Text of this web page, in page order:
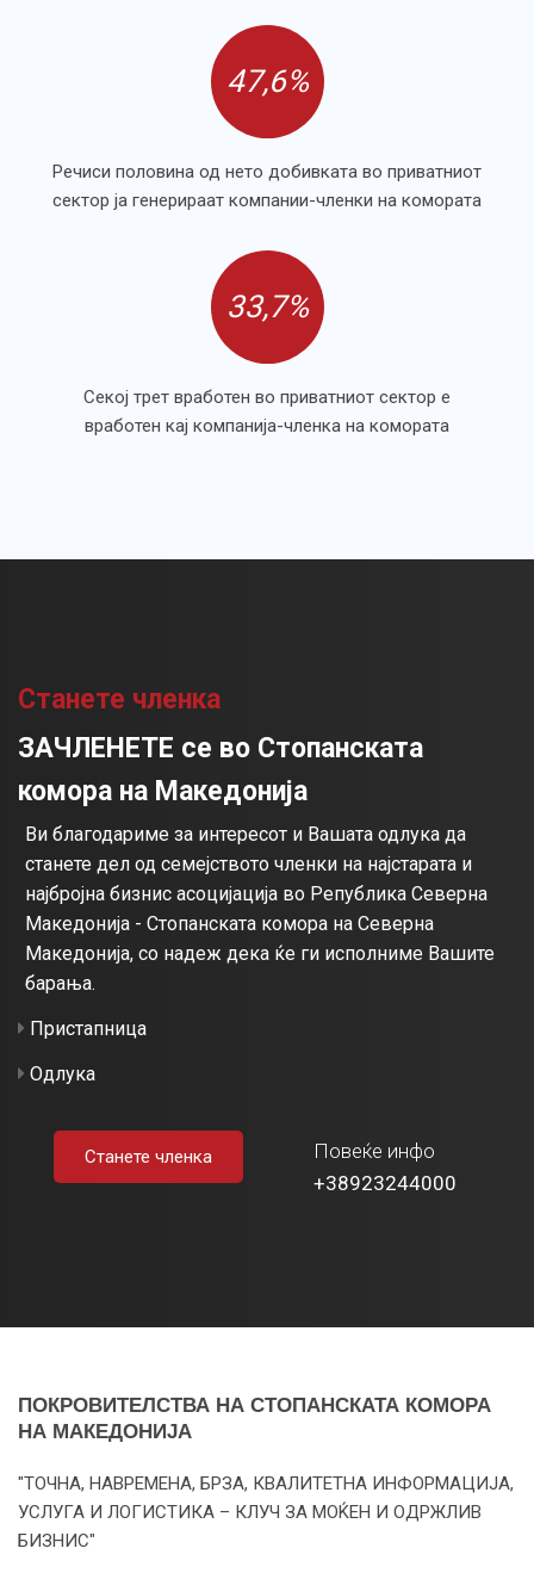
47,6%
Речиси половина од нето добивката во приватниот
сектор ја генерираат компании-членки на комората
33,7%
Секој трет вработен во приватниот сектор е
вработен кај компанија-членка на комората
Станете членка
ЗАЧЛЕНЕТЕ се во Стопанската
комора на Македонија
Ви благодариме за интересот и Вашата одлука да
станете дел од семејството членки на најстарата и
најбројна бизнис асоцијација во Република Северна
Македонија - Стопанската комора на Северна
Македонија, со надеж дека ќе ги исполниме Вашите
барања.
Пристапница
Одлука
Станете членка
Повеќе инфо
+38923244000
ПОКРОВИТЕЛСТВА НА СТОПАНСКАТА КОМОРА
НА МАКЕДОНИЈА
"ТОЧНА, НАВРЕМЕНА, БРЗА, КВАЛИТЕТНА ИНФОРМАЦИЈА,
УСЛУГА И ЛОГИСТИКА – КЛУЧ ЗА МОЌЕН И ОДРЖЛИВ
БИЗНИС"